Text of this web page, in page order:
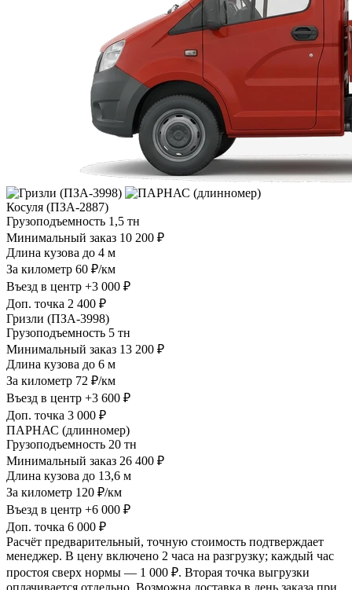
Косуля (ПЗА-2887)
Грузоподъемность 1,5 тн
Минимальный заказ 10 200 ₽
Длина кузова до 4 м
За километр 60 ₽/км
Въезд в центр +3 000 ₽
Доп. точка 2 400 ₽
Гризли (ПЗА-3998)
Грузоподъемность 5 тн
Минимальный заказ 13 200 ₽
Длина кузова до 6 м
За километр 72 ₽/км
Въезд в центр +3 600 ₽
Доп. точка 3 000 ₽
ПАРНАС (длинномер)
Грузоподъемность 20 тн
Минимальный заказ 26 400 ₽
Длина кузова до 13,6 м
За километр 120 ₽/км
Въезд в центр +6 000 ₽
Доп. точка 6 000 ₽
Расчёт предварительный, точную стоимость подтверждает
менеджер. В цену включено 2 часа на разгрузку; каждый час
простоя сверх нормы — 1 000 ₽. Вторая точка выгрузки
оплачивается отдельно. Возможна доставка в день заказа при